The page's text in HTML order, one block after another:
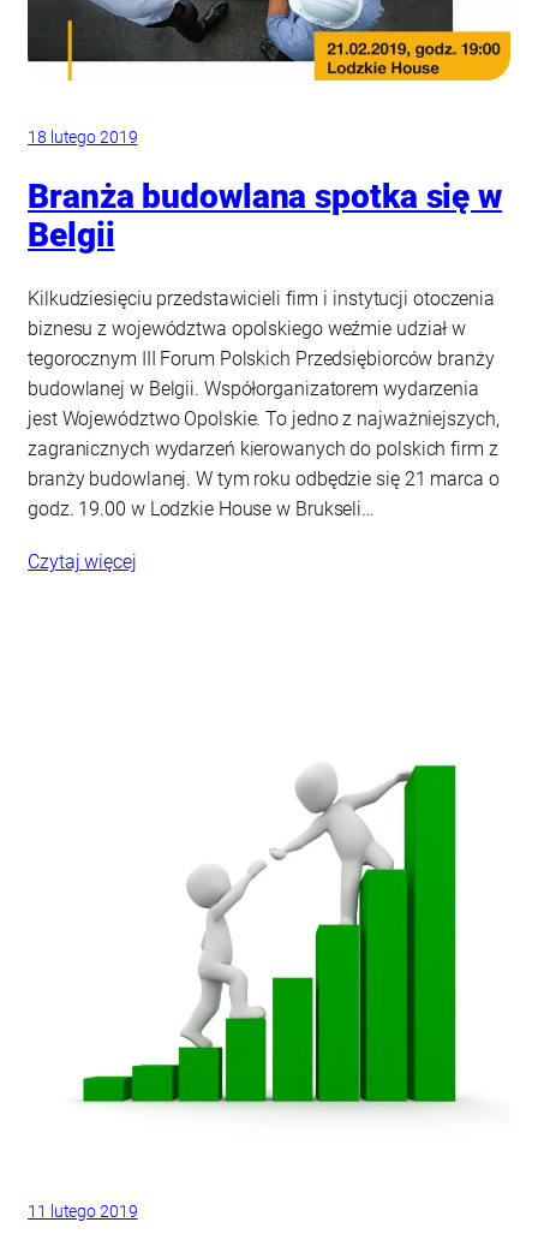
18 lutego 2019
Branża budowlana spotka się w
Belgii
Kilkudziesięciu przedstawicieli firm i instytucji otoczenia
biznesu z województwa opolskiego weźmie udział w
tegorocznym III Forum Polskich Przedsiębiorców branży
budowlanej w Belgii. Współorganizatorem wydarzenia
jest Województwo Opolskie. To jedno z najważniejszych,
zagranicznych wydarzeń kierowanych do polskich firm z
branży budowlanej. W tym roku odbędzie się 21 marca o
godz. 19.00 w Lodzkie House w Brukseli…
Czytaj więcej
11 lutego 2019